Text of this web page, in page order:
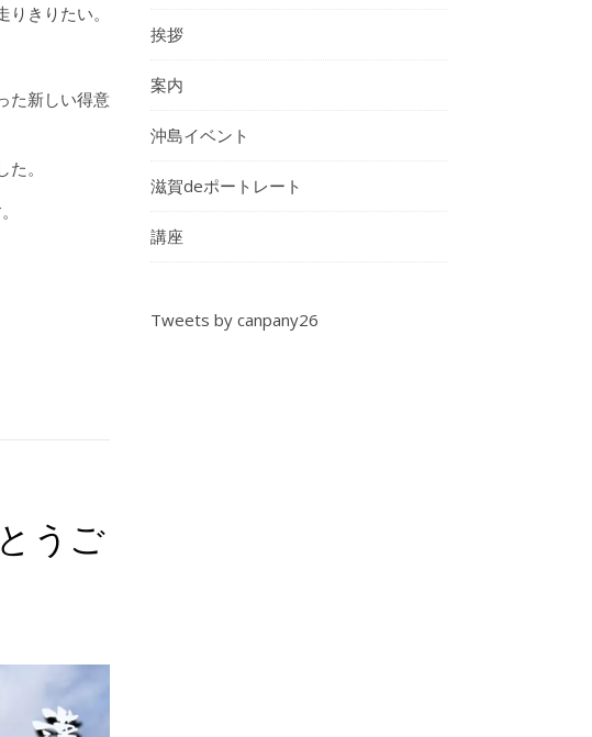
きりたい。
た新しい得意
。
うご
挨拶
案内
沖島イベント
滋賀deポートレート
講座
Tweets by canpany26